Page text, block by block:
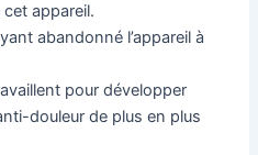
cet appareil.
abandonné l’appareil à
pour développer
douleur de plus en plus